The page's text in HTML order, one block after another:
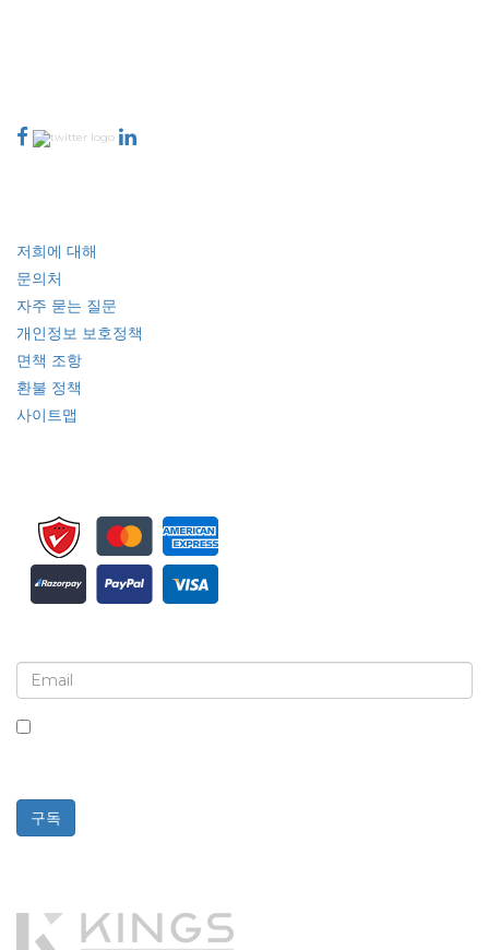
저희에 대해
문의처
자주 묻는 질문
개인정보 보호정책
면책 조항
환불 정책
사이트맵
구독